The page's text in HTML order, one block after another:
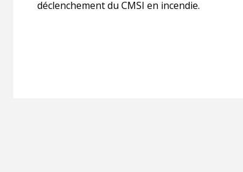
déclenchement du CMSI en incendie.